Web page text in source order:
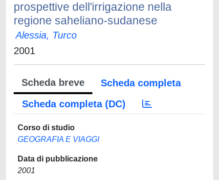
prospettive dell'irrigazione nella
regione saheliano-sudanese
Alessia, Turco
2001
Scheda breve
Scheda completa
Scheda completa (DC)
Corso di studio
GEOGRAFIA E VIAGGI
Data di pubblicazione
2001